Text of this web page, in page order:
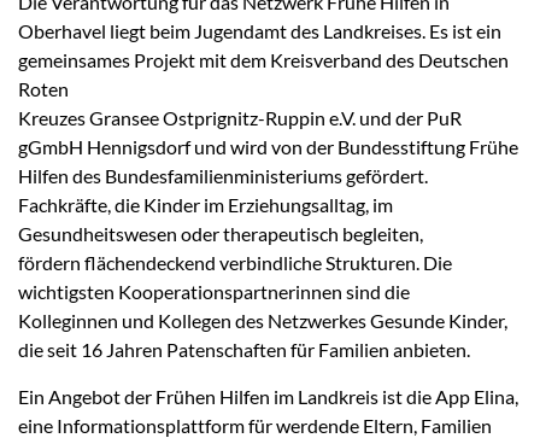
Oberhavel liegt beim Jugendamt des Landkreises. Es ist ein
gemeinsames Projekt mit dem Kreisverband des Deutschen
Roten
Kreuzes Gransee Ostprignitz-Ruppin e.V. und der PuR
gGmbH Hennigsdorf und wird von der Bundesstiftung Frühe
Hilfen des Bundesfamilienministeriums gefördert.
Fachkräfte, die Kinder im Erziehungsalltag, im
Gesundheitswesen oder therapeutisch begleiten,
fördern flächendeckend verbindliche Strukturen. Die
wichtigsten Kooperationspartnerinnen sind die
Kolleginnen und Kollegen des Netzwerkes Gesunde Kinder,
die seit 16 Jahren Patenschaften für Familien anbieten.
Ein Angebot der Frühen Hilfen im Landkreis ist die App Elina,
eine Informationsplattform für werdende Eltern, Familien